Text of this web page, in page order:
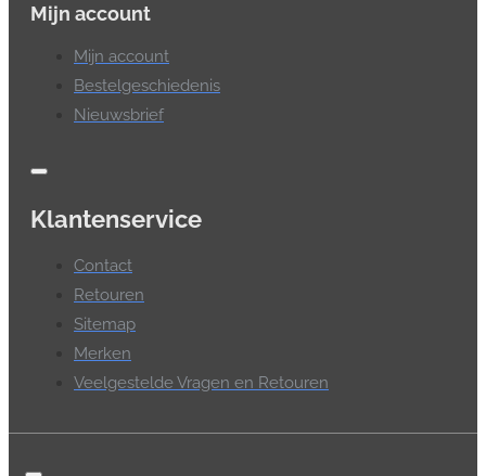
Mijn account
Mijn account
Bestelgeschiedenis
Nieuwsbrief
Klantenservice
Contact
Retouren
Sitemap
Merken
Veelgestelde Vragen en Retouren